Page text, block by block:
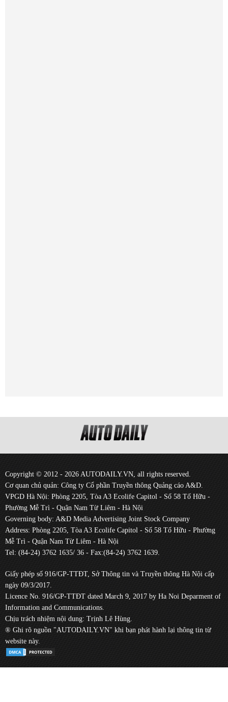
Copyright © 2012 - 2026 AUTODAILY.VN, all rights reserved.
Cơ quan chủ quản: Công ty Cổ phần Truyền thông Quảng cáo A&D.
VPGD Hà Nội: Phòng 2205, Tòa A3 Ecolife Capitol - Số 58 Tố Hữu -
Phường Mễ Trì - Quận Nam Từ Liêm - Hà Nội
Governing body: A&D Media Advertising Joint Stock Company
Address: Phòng 2205, Tòa A3 Ecolife Capitol - Số 58 Tố Hữu - Phường
Mễ Trì - Quận Nam Từ Liêm - Hà Nội
Tel: (84-24) 3762 1635/ 36 - Fax:(84-24) 3762 1639.
Giấy phép số 916/GP-TTĐT, Sở Thông tin và Truyền thông Hà Nội cấp
ngày 09/3/2017.
Licence No. 916/GP-TTĐT dated March 9, 2017 by Ha Noi Deparment of
Information and Communications.
Chịu trách nhiệm nội dung: Trịnh Lê Hùng.
® Ghi rõ nguồn "AUTODAILY.VN" khi bạn phát hành lại thông tin từ
website này.